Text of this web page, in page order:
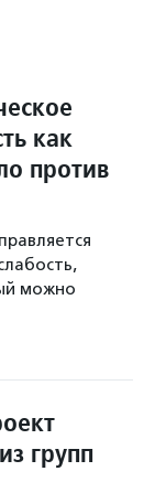
как
против
можно
групп